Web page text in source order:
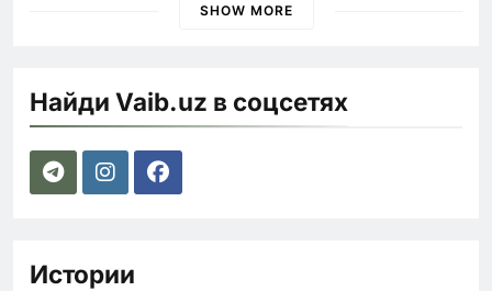
SHOW MORE
Найди Vaib.uz в соцсетях
Истории